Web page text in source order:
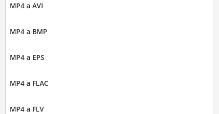
MP4 a AVI
MP4 a BMP
MP4 a EPS
MP4 a FLAC
MP4 a FLV